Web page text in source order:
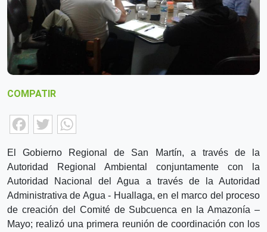
COMPATIR
Facebook
Twitter
El Gobierno Regional de San Martín, a través de la
Autoridad Regional Ambiental conjuntamente con la
Autoridad Nacional del Agua a través de la Autoridad
Administrativa de Agua - Huallaga, en el marco del proceso
de creación del Comité de Subcuenca en la Amazonía –
Mayo; realizó una primera reunión de coordinación con los